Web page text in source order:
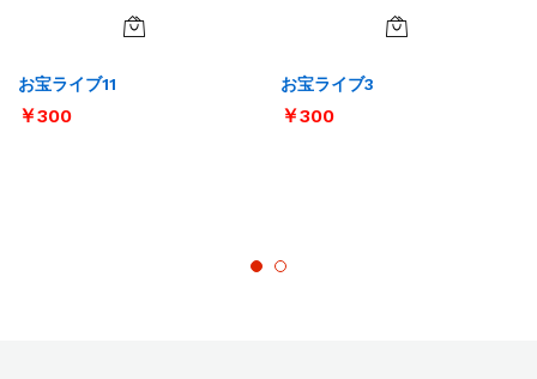
お宝ライブ11
￥300
お宝ライブ3
￥300